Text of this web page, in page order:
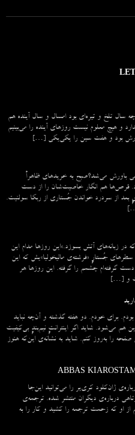
تلخ و تیره‌ای بود امسال و سال آینده هم
و هیچ معلوم نیست روزهای آینده را می‌بینیم
مادرش بود و هفت سین را یکی‌یکی […]
باورش می‌شد؟صبح به خریدهای ظاهراً
قرص‌ها هم انگار خاصیت‌شان را از دست
از سردرد خواندن جُستاری از ربکا سولنیت.
در زبانه‌‌های آتش بسوزد.»این روزها مدام این
جُستارِ «فرشته‌ی مالیخولیا»یش که این
گرفته‌ام چشمم را گرفته. این روزها هر
و […]
برای خودم. دو هفته گذشته و آن‌چه نباید
هم می‌شود. شاید اگر اینترانتِ نیم‌بندِ بی‌کیفیت
را به‌روز کنم. شاید به نشانه‌ی این‌که هنوز
ABBAS
ژان‌کلود کری‌یر را می‌توانید این‌جا
درباره‌ی دیگران منتشر شده. ترجمه‌ی
او که زحمت ترجمه را کشید و کار را به